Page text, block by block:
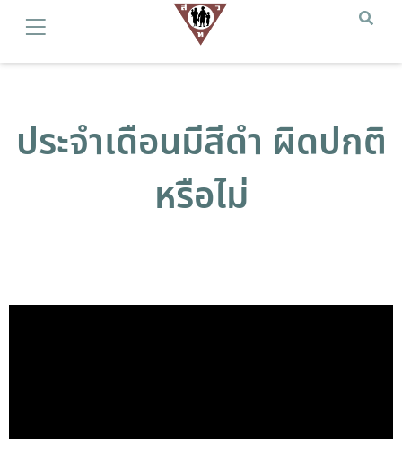
ประจำเดือนมีสีดำ ผิดปกติ
หรือไม่